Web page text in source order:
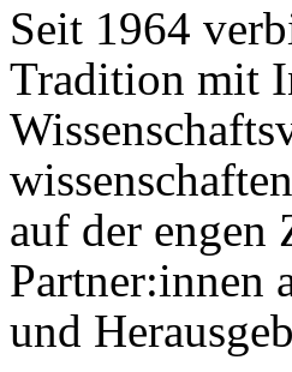
Seit 1964
Tradition mit
auf der engen
Partner:innen
und